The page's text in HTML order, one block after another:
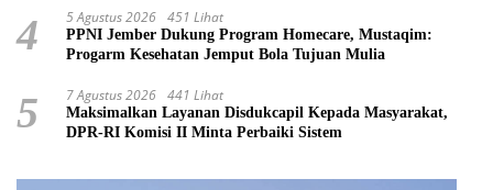
4 5 Agustus 2026 451 Lihat
PPNI Jember Dukung Program Homecare, Mustaqim:
Progarm Kesehatan Jemput Bola Tujuan Mulia
5 7 Agustus 2026 441 Lihat
Maksimalkan Layanan Disdukcapil Kepada Masyarakat,
DPR-RI Komisi II Minta Perbaiki Sistem